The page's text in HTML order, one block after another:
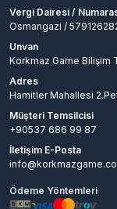
Vergi Dairesi /
Osmangazi /
Unvan
Korkmaz Game Bilişim
Adres
Hamitler Mahallesi
Müşteri Temsilcisi
+90537 686 99 87
İletişim E-Posta
Ödeme Yöntemleri